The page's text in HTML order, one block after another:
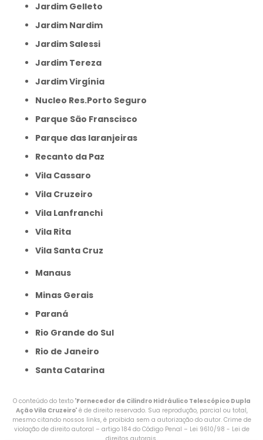
Jardim Gelleto
Jardim Nardim
Jardim Salessi
Jardim Tereza
Jardim Virgínia
Nucleo Res.Porto Seguro
Parque São Franscisco
Parque das laranjeiras
Recanto da Paz
Vila Cassaro
Vila Cruzeiro
Vila Lanfranchi
Vila Rita
Vila Santa Cruz
Manaus
Minas Gerais
Paraná
Rio Grande do Sul
Rio de Janeiro
Santa Catarina
O conteúdo do texto "Fornecedor de Cilindro Hidráulico Telescópico Dupla
Ação Vila Cruzeiro" é de direito reservado. Sua reprodução, parcial ou total,
mesmo citando nossos links, é proibida sem a autorização do autor. Crime de
violação de direito autoral – artigo 184 do Código Penal – Lei 9610/98 - Lei de